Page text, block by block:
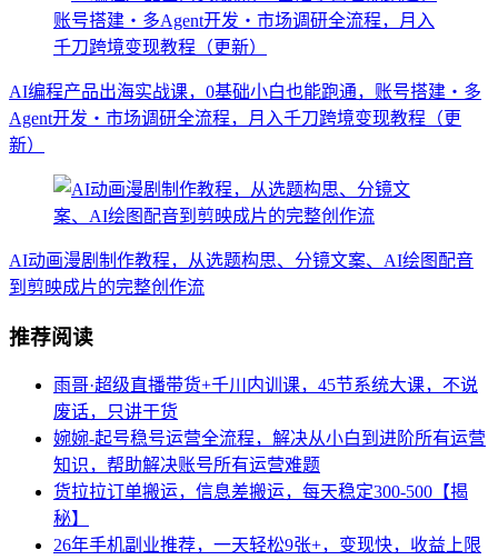
AI编程产品出海实战课，0基础小白也能跑通，账号搭建・多
Agent开发・市场调研全流程，月入千刀跨境变现教程（更
新）
AI动画漫剧制作教程，从选题构思、分镜文案、AI绘图配音
到剪映成片的完整创作流
推荐阅读
雨哥·超级直播带货+千川内训课，45节系统大课，不说
废话，只讲干货
婉婉-起号稳号运营全流程，解决从小白到进阶所有运营
知识，帮助解决账号所有运营难题
货拉拉订单搬运，信息差搬运，每天稳定300-500【揭
秘】
26年手机副业推荐，一天轻松9张+，变现快，收益上限